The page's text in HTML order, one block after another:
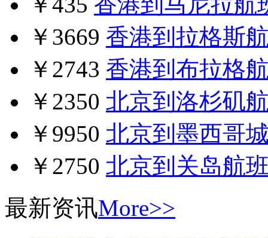
￥3669 香港到拉格斯
￥2743 香港到布拉格
￥2350 北京到洛杉矶
￥9950 北京到墨西哥
￥2750 北京到关岛航
最新资讯More>>